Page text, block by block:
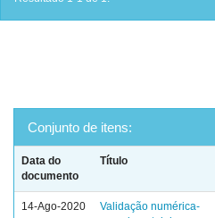
Conjunto de itens:
Data do
documento
Título
14-Ago-2020
Validação numérica-